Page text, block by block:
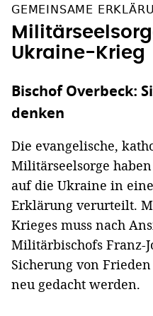
GEMEINSAME
Ukraine-Krieg
Bischof Overbeck:
denken
Die evangelische,
Militärseelsorge
auf die Ukraine in
Erklärung verurteilt.
Krieges muss nach
Militärbischofs Franz-
Sicherung von
neu gedacht werden.